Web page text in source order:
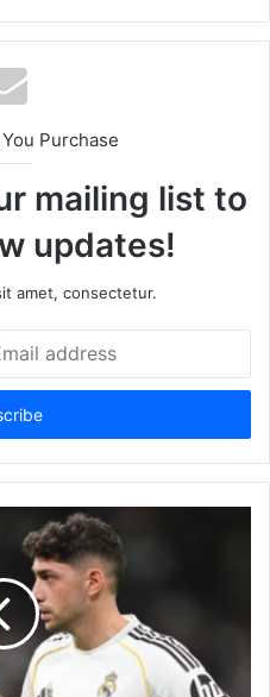
Purchase
mailing list to
updates!
amet, consectetur.